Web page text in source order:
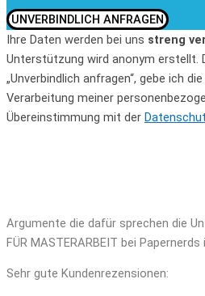
UNVERBINDLICH ANFRAGEN
Ihre Daten werden bei uns streng
Unterstützung wird anonym erstellt.
„Unverbindlich anfragen“, gebe ich
Verarbeitung meiner
Übereinstimmung mit der
Argumente die dafür sprechen die
FÜR MASTERARBEIT bei
Sehr gute Kundenrezensionen: